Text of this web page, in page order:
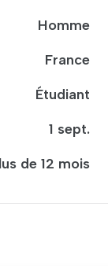
Homme
France
Étudiant
1 sept.
de 12 mois